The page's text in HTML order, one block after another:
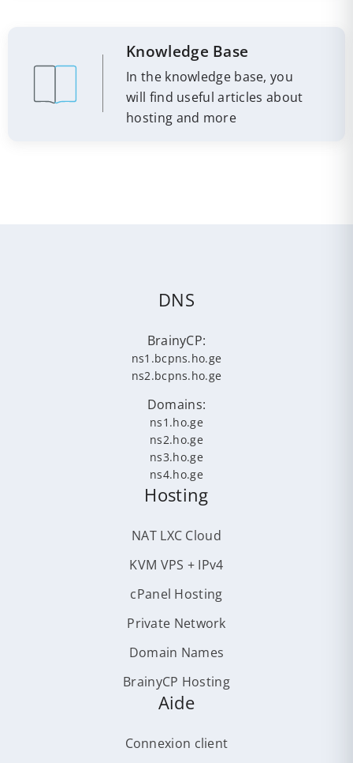
Knowledge Base
In the knowledge base, you
will find useful articles about
hosting and more
DNS
BrainyCP:
ns1.bcpns.ho.ge
ns2.bcpns.ho.ge
Domains:
ns1.ho.ge
ns2.ho.ge
ns3.ho.ge
ns4.ho.ge
Hosting
NAT LXC Cloud
KVM VPS + IPv4
cPanel Hosting
Private Network
Domain Names
BrainyCP Hosting
Aide
Connexion client